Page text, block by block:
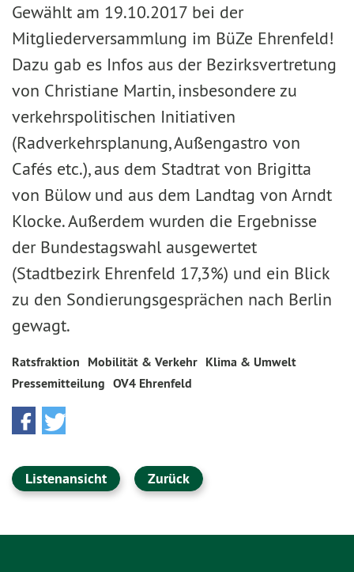
Gewählt am 19.10.2017 bei der
Mitgliederversammlung im BüZe Ehrenfeld!
Dazu gab es Infos aus der Bezirksvertretung
von Christiane Martin, insbesondere zu
verkehrspolitischen Initiativen
(Radverkehrsplanung, Außengastro von
Cafés etc.), aus dem Stadtrat von Brigitta
von Bülow und aus dem Landtag von Arndt
Klocke. Außerdem wurden die Ergebnisse
der Bundestagswahl ausgewertet
(Stadtbezirk Ehrenfeld 17,3%) und ein Blick
zu den Sondierungsgesprächen nach Berlin
gewagt.
Ratsfraktion Mobilität & Verkehr Klima & Umwelt
Pressemitteilung OV4 Ehrenfeld
Listenansicht Zurück